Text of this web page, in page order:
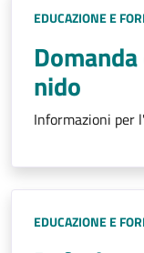
EDUCAZIONE E
nido
Informazioni per
EDUCAZIONE E